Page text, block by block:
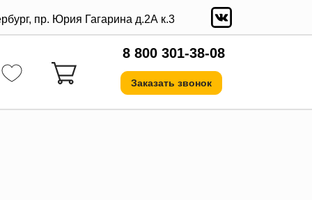
пр. Юрия Гагарина д.2А к.3
8 800 301-38-08
Заказать звонок